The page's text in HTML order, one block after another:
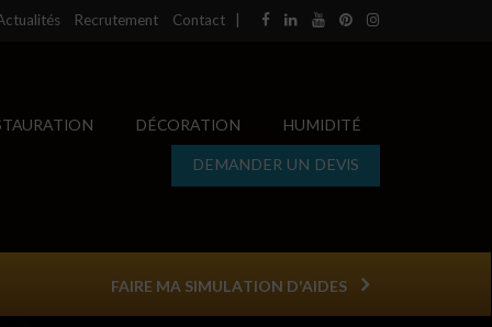
Recrutement Contact
DÉCORATION HUMIDITÉ
DEMANDER UN DEVIS
FAIRE MA SIMULATION D'AIDES